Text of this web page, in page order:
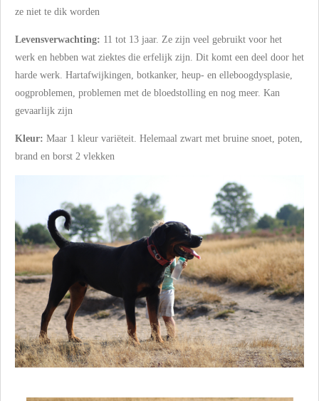
ze niet te dik worden
Levensverwachting: 11 tot 13 jaar. Ze zijn veel gebruikt voor het
werk en hebben wat ziektes die erfelijk zijn. Dit komt een deel door het
harde werk. Hartafwijkingen, botkanker, heup- en elleboogdysplasie,
oogproblemen, problemen met de bloedstolling en nog meer. Kan
gevaarlijk zijn
Kleur: Maar 1 kleur variëteit. Helemaal zwart met bruine snoet, poten,
brand en borst 2 vlekken